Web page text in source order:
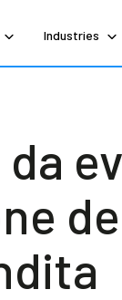
Industries